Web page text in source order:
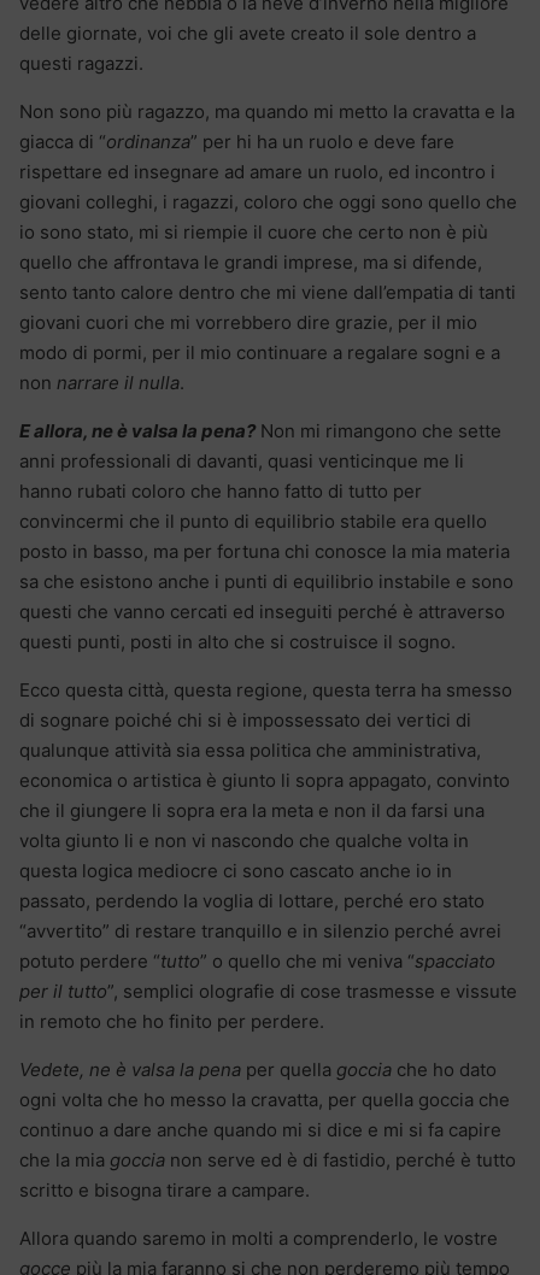
delle giornate, voi che gli avete creato il sole dentro a
questi ragazzi.
Non sono più ragazzo, ma quando mi metto la cravatta e la
giacca di “ordinanza” per hi ha un ruolo e deve fare
rispettare ed insegnare ad amare un ruolo, ed incontro i
giovani colleghi, i ragazzi, coloro che oggi sono quello che
io sono stato, mi si riempie il cuore che certo non è più
quello che affrontava le grandi imprese, ma si difende,
sento tanto calore dentro che mi viene dall’empatia di tanti
giovani cuori che mi vorrebbero dire grazie, per il mio
modo di pormi, per il mio continuare a regalare sogni e a
non narrare il nulla.
E allora, ne è valsa la pena? Non mi rimangono che sette
anni professionali di davanti, quasi venticinque me li
hanno rubati coloro che hanno fatto di tutto per
convincermi che il punto di equilibrio stabile era quello
posto in basso, ma per fortuna chi conosce la mia materia
sa che esistono anche i punti di equilibrio instabile e sono
questi che vanno cercati ed inseguiti perché è attraverso
questi punti, posti in alto che si costruisce il sogno.
Ecco questa città, questa regione, questa terra ha smesso
di sognare poiché chi si è impossessato dei vertici di
qualunque attività sia essa politica che amministrativa,
economica o artistica è giunto li sopra appagato, convinto
che il giungere li sopra era la meta e non il da farsi una
volta giunto li e non vi nascondo che qualche volta in
questa logica mediocre ci sono cascato anche io in
passato, perdendo la voglia di lottare, perché ero stato
“avvertito” di restare tranquillo e in silenzio perché avrei
potuto perdere “tutto” o quello che mi veniva “spacciato
per il tutto”, semplici olografie di cose trasmesse e vissute
in remoto che ho finito per perdere.
Vedete, ne è valsa la pena per quella goccia che ho dato
ogni volta che ho messo la cravatta, per quella goccia che
continuo a dare anche quando mi si dice e mi si fa capire
che la mia goccia non serve ed è di fastidio, perché è tutto
scritto e bisogna tirare a campare.
Allora quando saremo in molti a comprenderlo, le vostre
gocce più la mia faranno si che non perderemo più tempo